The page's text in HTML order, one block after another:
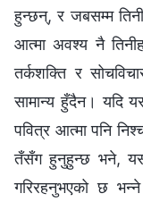
हुन्छन्, र जबसम्म
आत्मा अवश्य नै
तर्कशक्ति र
सामान्य हुँदैन। यदि
पवित्र आत्मा पनि
तँसँग हुनुहुन्छ भने,
गरिरहनुभएको छ